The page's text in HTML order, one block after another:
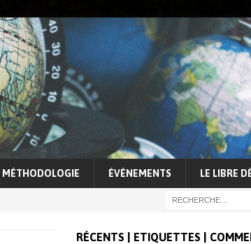
MÉTHODOLOGIE ÉVÉNEMENTS LE LIBRE
RÉCENTS | ETIQUETTES |